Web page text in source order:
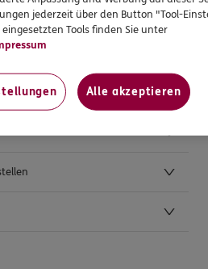
jederzeit über den Button "Tool-
Tools finden Sie unter
Alle akzeptieren